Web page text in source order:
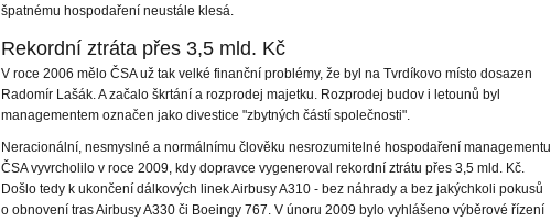
špatnému hospodaření neustále klesá.
Rekordní ztráta přes 3,5 mld. Kč
V roce 2006 mělo ČSA už tak velké finanční problémy, že byl na Tvrdíkovo místo dosazen
Radomír Lašák. A začalo škrtání a rozprodej majetku. Rozprodej budov i letounů byl
managementem označen jako divestice "zbytných částí společnosti".
Neracionální, nesmyslné a normálnímu člověku nesrozumitelné hospodaření managementu
ČSA vyvrcholilo v roce 2009, kdy dopravce vygeneroval rekordní ztrátu přes 3,5 mld. Kč.
Došlo tedy k ukončení dálkových linek Airbusy A310 - bez náhrady a bez jakýchkoli pokusů
o obnovení tras Airbusy A330 či Boeingy 767. V únoru 2009 bylo vyhlášeno výběrové řízení